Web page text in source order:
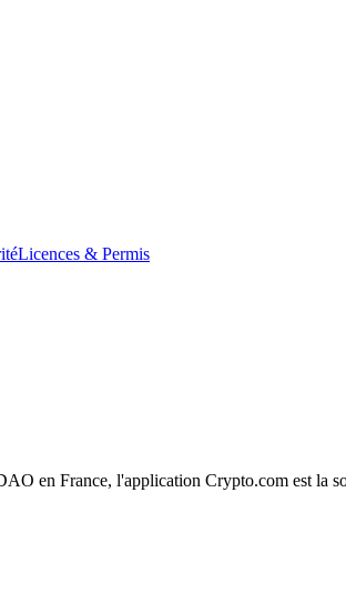
Licences & Permis
en France, l'application Crypto.com est la